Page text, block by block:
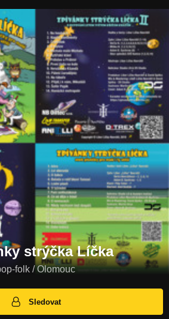
strýčka Líčka
folk / Olomouc
Sledovat